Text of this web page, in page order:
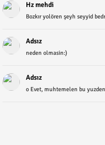
Hz mehdi
Bozkır yolören şeyh seyyid
Adsız
neden olmasin:)
Adsız
o Evet, muhtemelen bu yuzden